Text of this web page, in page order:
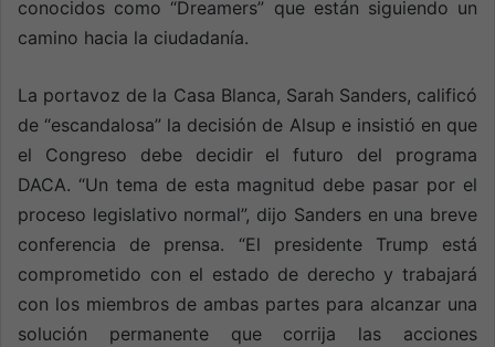
conocidos como “Dreamers” que están siguiendo un
camino hacia la ciudadanía.
La portavoz de la Casa Blanca, Sarah Sanders, calificó
de “escandalosa” la decisión de Alsup e insistió en que
el Congreso debe decidir el futuro del programa
DACA. “Un tema de esta magnitud debe pasar por el
proceso legislativo normal”, dijo Sanders en una breve
conferencia de prensa. “El presidente Trump está
comprometido con el estado de derecho y trabajará
con los miembros de ambas partes para alcanzar una
solución permanente que corrija las acciones